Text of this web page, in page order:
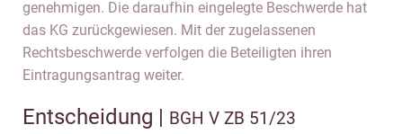
genehmigen. Die daraufhin eingelegte Beschwerde hat
das KG zurückgewiesen. Mit der zugelassenen
Rechtsbeschwerde verfolgen die Beteiligten ihren
Eintragungsantrag weiter.
Entscheidung | BGH V ZB 51/23